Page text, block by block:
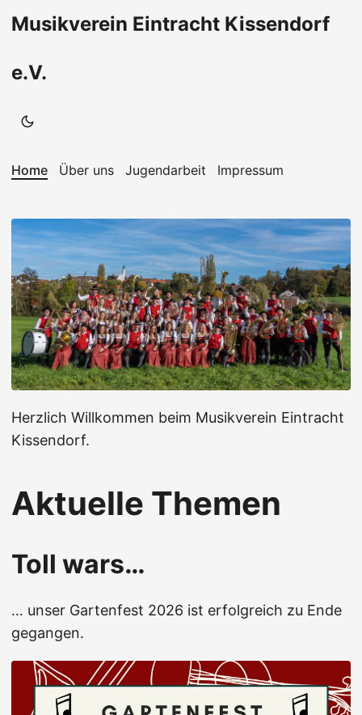
Musikverein Eintracht Kissendorf
e.V.
Home Über uns Jugendarbeit Impressum
Herzlich Willkommen beim Musikverein Eintracht
Kissendorf.
Aktuelle Themen
Toll wars…
… unser Gartenfest 2026 ist erfolgreich zu Ende
gegangen.